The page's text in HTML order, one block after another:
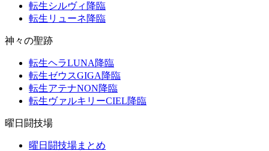
転生シルヴィ降臨
転生リューネ降臨
神々の聖跡
転生ヘラLUNA降臨
転生ゼウスGIGA降臨
転生アテナNON降臨
転生ヴァルキリーCIEL降臨
曜日闘技場
曜日闘技場まとめ